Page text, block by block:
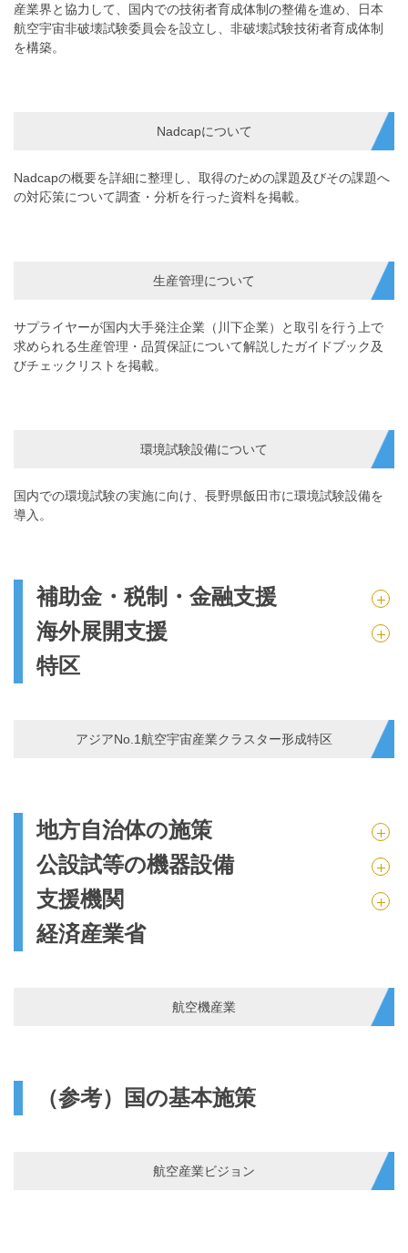
産業界と協力して、国内での技術者育成体制の整備を進め、日本
航空宇宙非破壊試験委員会を設立し、非破壊試験技術者育成体制
を構築。
Nadcapについて
Nadcapの概要を詳細に整理し、取得のための課題及びその課題へ
の対応策について調査・分析を行った資料を掲載。
生産管理について
サプライヤーが国内大手発注企業（川下企業）と取引を行う上で
求められる生産管理・品質保証について解説したガイドブック及
びチェックリストを掲載。
環境試験設備について
国内での環境試験の実施に向け、長野県飯田市に環境試験設備を
導入。
補助金・税制・金融支援
海外展開支援
特区
アジアNo.1航空宇宙産業クラスター形成特区
地方自治体の施策
公設試等の機器設備
支援機関
経済産業省
航空機産業
（参考）国の基本施策
航空産業ビジョン